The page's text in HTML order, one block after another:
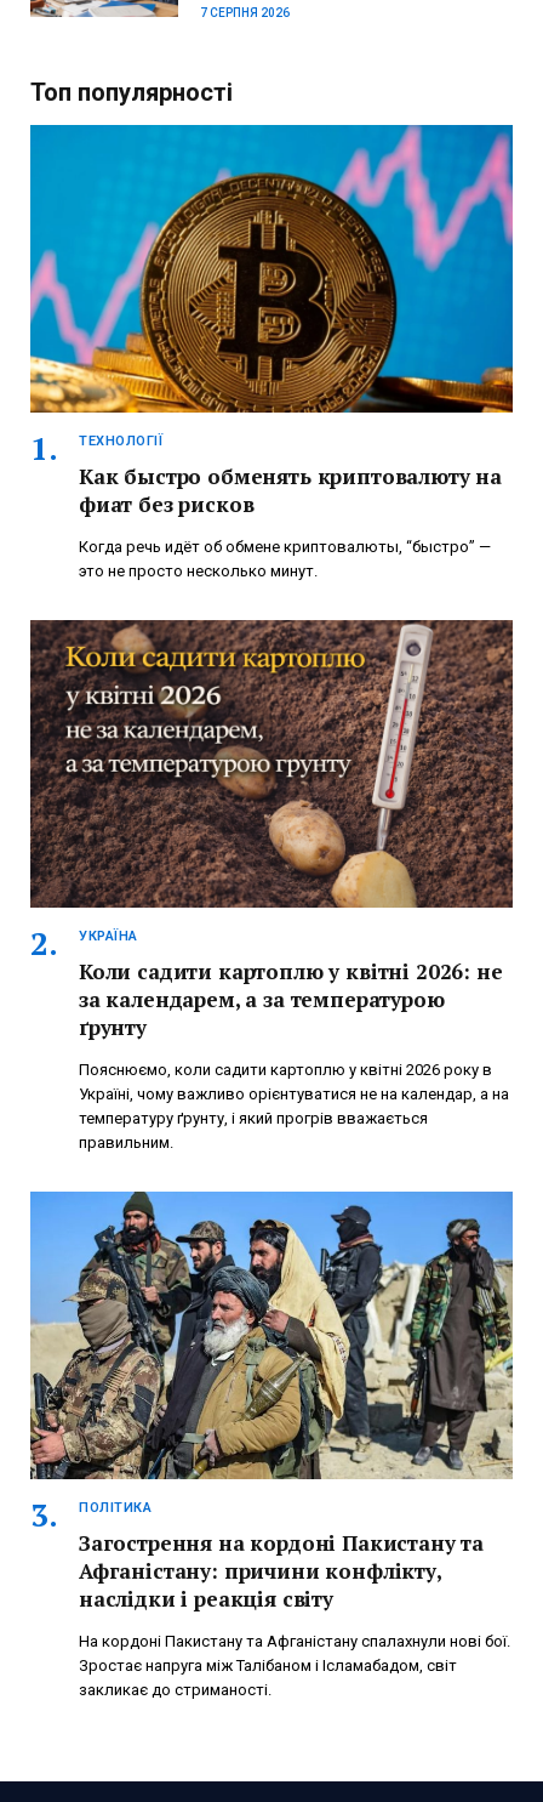
7 СЕРПНЯ 2026
Топ популярності
ТЕХНОЛОГІЇ
Как быстро обменять криптовалюту на
фиат без рисков
Когда речь идёт об обмене криптовалюты, “быстро” —
это не просто несколько минут.
УКРАЇНА
Коли садити картоплю у квітні 2026: не
за календарем, а за температурою
ґрунту
Пояснюємо, коли садити картоплю у квітні 2026 року в
Україні, чому важливо орієнтуватися не на календар, а на
температуру ґрунту, і який прогрів вважається
правильним.
ПОЛІТИКА
Загострення на кордоні Пакистану та
Афганістану: причини конфлікту,
наслідки і реакція світу
На кордоні Пакистану та Афганістану спалахнули нові бої.
Зростає напруга між Талібаном і Ісламабадом, світ
закликає до стриманості.